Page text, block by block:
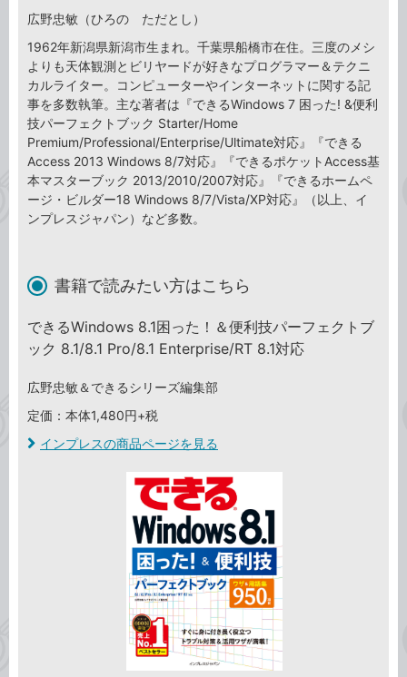
広野忠敏（ひろの ただとし）
1962年新潟県新潟市生まれ。千葉県船橋市在住。三度のメシ
よりも天体観測とビリヤードが好きなプログラマー＆テクニ
カルライター。コンピューターやインターネットに関する記
事を多数執筆。主な著者は『できるWindows 7 困った! &便利
技パーフェクトブック Starter/Home
Premium/Professional/Enterprise/Ultimate対応』『できる
Access 2013 Windows 8/7対応』『できるポケットAccess基
本マスターブック 2013/2010/2007対応』『できるホームペ
ージ・ビルダー18 Windows 8/7/Vista/XP対応』（以上、イ
ンプレスジャパン）など多数。
書籍で読みたい方はこちら
できるWindows 8.1困った！＆便利技パーフェクトブ
ック 8.1/8.1 Pro/8.1 Enterprise/RT 8.1対応
広野忠敏＆できるシリーズ編集部
定価：本体1,480円+税
インプレスの商品ページを見る